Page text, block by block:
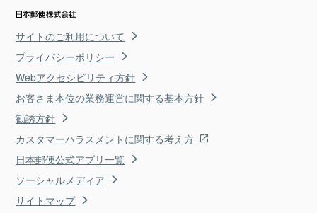
サイトのご利用について
プライバシーポリシー
Webアクセシビリティ方針
お客さま本位の業務運営に関する基本方針
勧誘方針
カスタマーハラスメントに関する考え方
日本郵便公式アプリ一覧
ソーシャルメディア
サイトマップ